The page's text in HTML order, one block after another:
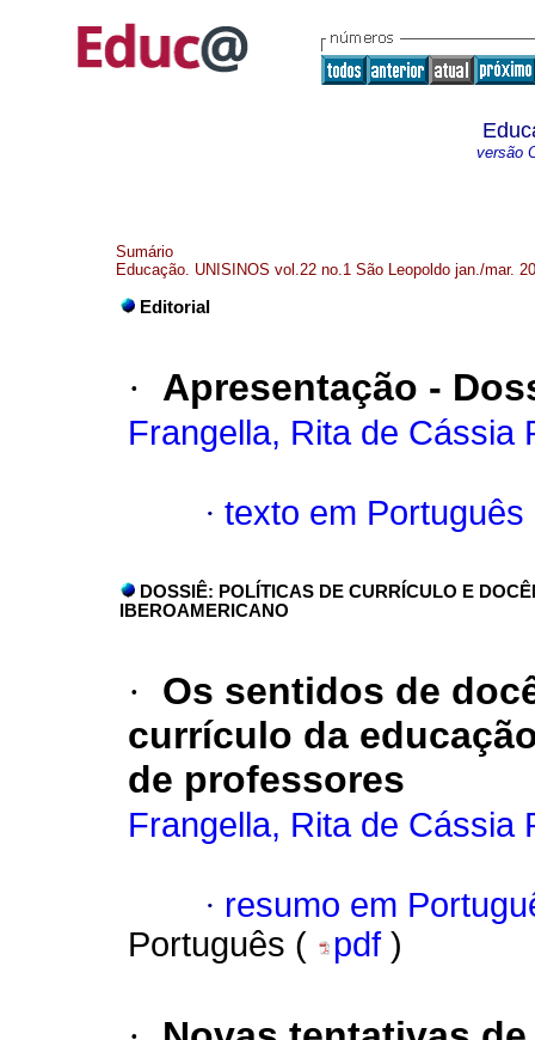
versão
Sumário
Educação. UNISINOS vol.22 no.1 São Leopoldo jan./mar.
Editorial
· Apresentação -
Frangella, Rita de Cássia
· texto em Português
DOSSIÊ: POLÍTICAS DE CURRÍCULO E
IBEROAMERICANO
·
Os sentidos de
currículo da
de professores
Frangella, Rita de Cássia
· resumo em
Português (
pdf )